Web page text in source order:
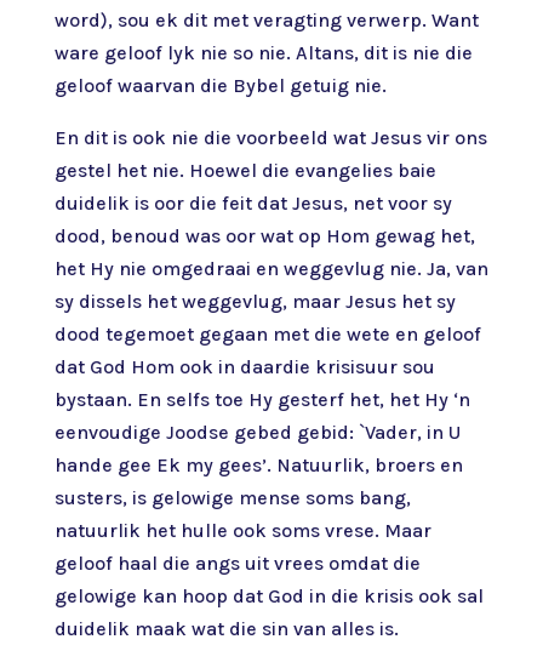
word), sou ek dit met veragting verwerp. Want
ware geloof lyk nie so nie. Altans, dit is nie die
geloof waarvan die Bybel getuig nie.
En dit is ook nie die voorbeeld wat Jesus vir ons
gestel het nie. Hoewel die evangelies baie
duidelik is oor die feit dat Jesus, net voor sy
dood, benoud was oor wat op Hom gewag het,
het Hy nie omgedraai en weggevlug nie. Ja, van
sy dissels het weggevlug, maar Jesus het sy
dood tegemoet gegaan met die wete en geloof
dat God Hom ook in daardie krisisuur sou
bystaan. En selfs toe Hy gesterf het, het Hy ‘n
eenvoudige Joodse gebed gebid: `Vader, in U
hande gee Ek my gees’. Natuurlik, broers en
susters, is gelowige mense soms bang,
natuurlik het hulle ook soms vrese. Maar
geloof haal die angs uit vrees omdat die
gelowige kan hoop dat God in die krisis ook sal
duidelik maak wat die sin van alles is.